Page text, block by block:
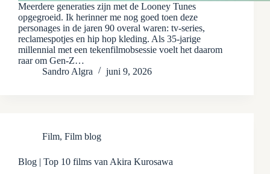
Meerdere generaties zijn met de Looney Tunes
opgegroeid. Ik herinner me nog goed toen deze
personages in de jaren 90 overal waren: tv-series,
reclamespotjes en hip hop kleding. Als 35-jarige
millennial met een tekenfilmobsessie voelt het daarom
raar om Gen-Z…
Sandro Algra
juni 9, 2026
Film, Film blog
Blog | Top 10 films van Akira Kurosawa